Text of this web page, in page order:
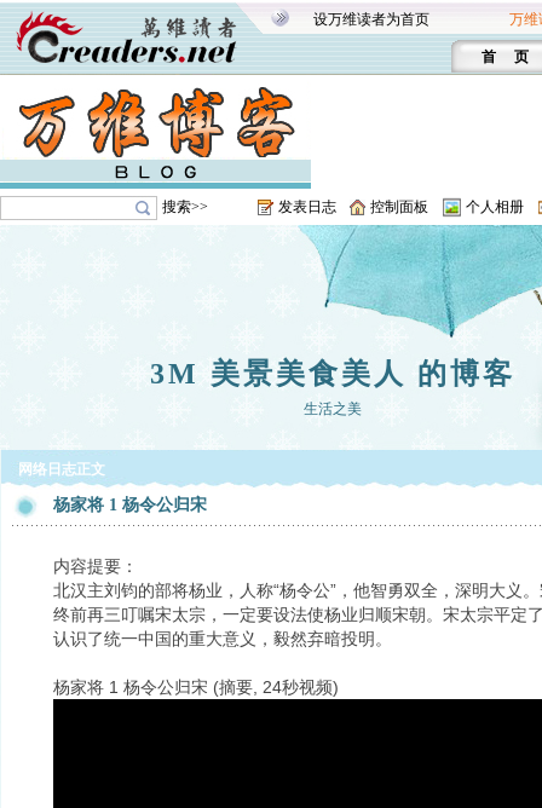
设万维读者为首页 万维
首 页
搜索>> 发表日志 控制面板 个人相册
3M 美景美食美人 的博客
生活之美
网络日志正文
杨家将 1 杨令公归宋
内容提要：
北汉主刘钧的部将杨业，人称“杨令公”，他智勇双全，深明大义
终前再三叮嘱宋太宗，一定要设法使杨业归顺宋朝。宋太宗平定
认识了统一中国的重大意义，毅然弃暗投明。
杨家将 1 杨令公归宋 (摘要, 24秒视频)